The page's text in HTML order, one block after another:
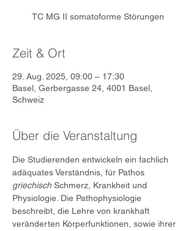
TC MG II somatoforme Störungen
Zeit & Ort
29. Aug. 2025, 09:00 – 17:30
Basel, Gerbergasse 24, 4001 Basel,
Schweiz
Über die Veranstaltung
Die Studierenden entwickeln ein fachlich
adäquates Verständnis, für Pathos
griechisch Schmerz, Krankheit und
Physiologie. Die Pathophysiologie
beschreibt, die Lehre von krankhaft
veränderten Körperfunktionen, sowie ihrer